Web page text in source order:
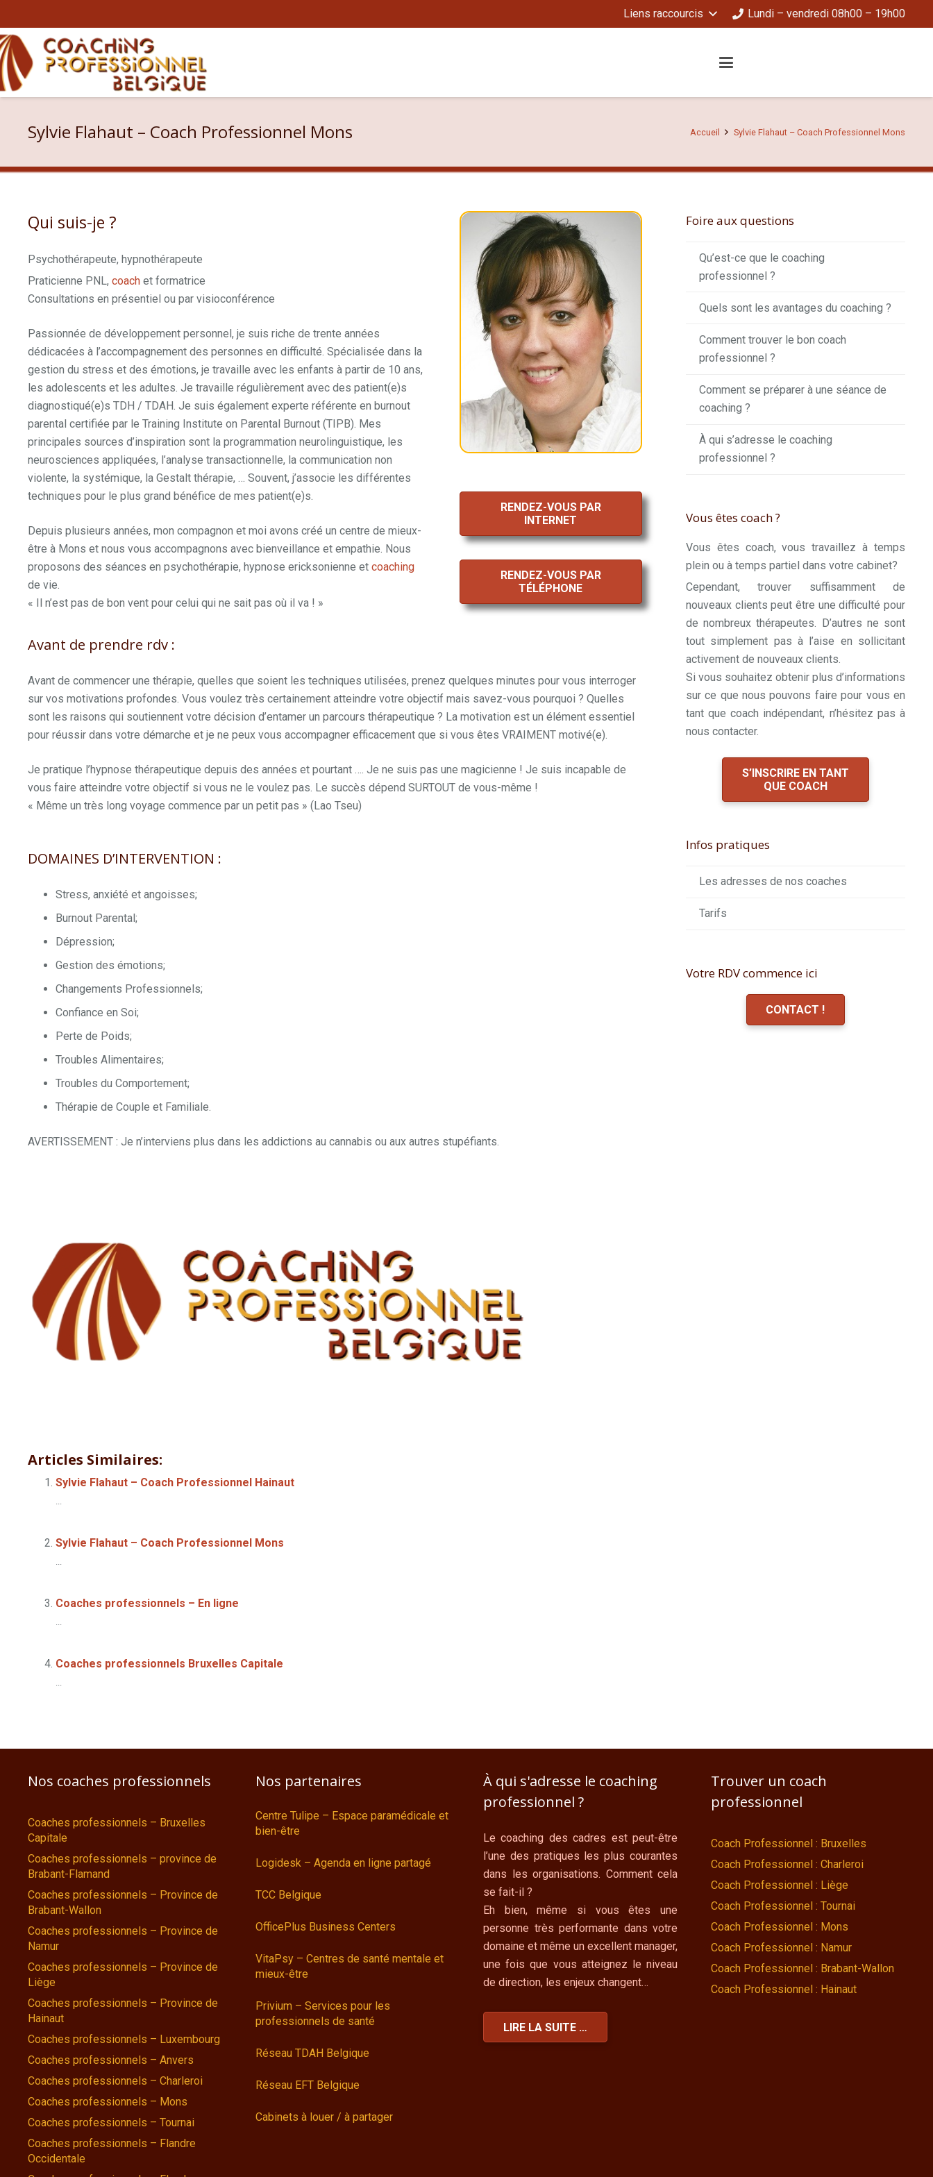
Liens raccourcis Lundi – vendredi 08h00 – 19h00
Sylvie Flahaut – Coach Professionnel Mons Accueil Sylvie Flahaut – Coach Professionnel Mons
Qui suis-je ?
Psychothérapeute, hypnothérapeute
Praticienne PNL, coach et formatrice
Consultations en présentiel ou par visioconférence
Passionnée de développement personnel, je suis riche de trente années
dédicacées à l’accompagnement des personnes en difficulté. Spécialisée dans la
gestion du stress et des émotions, je travaille avec les enfants à partir de 10 ans,
les adolescents et les adultes. Je travaille régulièrement avec des patient(e)s
diagnostiqué(e)s TDH / TDAH. Je suis également experte référente en burnout
parental certifiée par le Training Institute on Parental Burnout (TIPB). Mes
principales sources d’inspiration sont la programmation neurolinguistique, les
neurosciences appliquées, l’analyse transactionnelle, la communication non
violente, la systémique, la Gestalt thérapie, … Souvent, j’associe les différentes
techniques pour le plus grand bénéfice de mes patient(e)s.
Depuis plusieurs années, mon compagnon et moi avons créé un centre de mieux-
être à Mons et nous vous accompagnons avec bienveillance et empathie. Nous
proposons des séances en psychothérapie, hypnose ericksonienne et coaching
de vie.
« Il n’est pas de bon vent pour celui qui ne sait pas où il va ! »
RENDEZ-VOUS PAR
INTERNET
RENDEZ-VOUS PAR
TÉLÉPHONE
Avant de prendre rdv :
Avant de commencer une thérapie, quelles que soient les techniques utilisées, prenez quelques minutes pour vous interroger
sur vos motivations profondes. Vous voulez très certainement atteindre votre objectif mais savez-vous pourquoi ? Quelles
sont les raisons qui soutiennent votre décision d’entamer un parcours thérapeutique ? La motivation est un élément essentiel
pour réussir dans votre démarche et je ne peux vous accompagner efficacement que si vous êtes VRAIMENT motivé(e).
Je pratique l’hypnose thérapeutique depuis des années et pourtant …. Je ne suis pas une magicienne ! Je suis incapable de
vous faire atteindre votre objectif si vous ne le voulez pas. Le succès dépend SURTOUT de vous-même !
« Même un très long voyage commence par un petit pas » (Lao Tseu)
DOMAINES D’INTERVENTION :
Stress, anxiété et angoisses;
Burnout Parental;
Dépression;
Gestion des émotions;
Changements Professionnels;
Confiance en Soi;
Perte de Poids;
Troubles Alimentaires;
Troubles du Comportement;
Thérapie de Couple et Familiale.
AVERTISSEMENT : Je n’interviens plus dans les addictions au cannabis ou aux autres stupéfiants.
Articles Similaires:
Sylvie Flahaut – Coach Professionnel Hainaut
...
Sylvie Flahaut – Coach Professionnel Mons
...
Coaches professionnels – En ligne
...
Coaches professionnels Bruxelles Capitale
...
Foire aux questions
Qu’est-ce que le coaching
professionnel ?
Quels sont les avantages du coaching ?
Comment trouver le bon coach
professionnel ?
Comment se préparer à une séance de
coaching ?
À qui s’adresse le coaching
professionnel ?
Vous êtes coach ?
Vous êtes coach, vous travaillez à temps
plein ou à temps partiel dans votre cabinet?
Cependant, trouver suffisamment de
nouveaux clients peut être une difficulté pour
de nombreux thérapeutes. D’autres ne sont
tout simplement pas à l’aise en sollicitant
activement de nouveaux clients.
Si vous souhaitez obtenir plus d’informations
sur ce que nous pouvons faire pour vous en
tant que coach indépendant, n’hésitez pas à
nous contacter.
S’INSCRIRE EN TANT
QUE COACH
Infos pratiques
Les adresses de nos coaches
Tarifs
Votre RDV commence ici
CONTACT !
Nos coaches professionnels
Coaches professionnels – Bruxelles
Capitale
Coaches professionnels – province de
Brabant-Flamand
Coaches professionnels – Province de
Brabant-Wallon
Coaches professionnels – Province de
Namur
Coaches professionnels – Province de
Liège
Coaches professionnels – Province de
Hainaut
Coaches professionnels – Luxembourg
Coaches professionnels – Anvers
Coaches professionnels – Charleroi
Coaches professionnels – Mons
Coaches professionnels – Tournai
Coaches professionnels – Flandre
Occidentale
Nos partenaires
Centre Tulipe – Espace paramédicale et
bien-être
Logidesk – Agenda en ligne partagé
TCC Belgique
OfficePlus Business Centers
VitaPsy – Centres de santé mentale et
mieux-être
Privium – Services pour les
professionnels de santé
Réseau TDAH Belgique
Réseau EFT Belgique
Cabinets à louer / à partager
À qui s'adresse le coaching
professionnel ?
Le coaching des cadres est peut-être
l’une des pratiques les plus courantes
dans les organisations. Comment cela
se fait-il ?
Eh bien, même si vous êtes une
personne très performante dans votre
domaine et même un excellent manager,
une fois que vous atteignez le niveau
de direction, les enjeux changent…
LIRE LA SUITE …
Trouver un coach
professionnel
Coach Professionnel : Bruxelles
Coach Professionnel : Charleroi
Coach Professionnel : Liège
Coach Professionnel : Tournai
Coach Professionnel : Mons
Coach Professionnel : Namur
Coach Professionnel : Brabant-Wallon
Coach Professionnel : Hainaut